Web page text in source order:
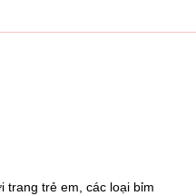
trang trẻ em, các loại bỉm